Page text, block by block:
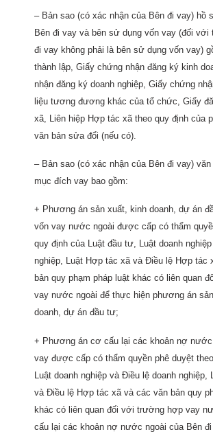
– Bản sao (có xác nhận của Bên đi vay) hồ
Bên đi vay và bên sử dụng vốn vay (đối
đi vay không phải là bên sử dụng vốn vay)
thành lập, Giấy chứng nhận đăng ký kinh
nhận đăng ký doanh nghiệp, Giấy chứng
liệu tương đương khác của tổ chức, Giấy
xã, Liên hiệp Hợp tác xã theo quy định của
văn bản sửa đổi (nếu có).
– Bản sao (có xác nhận của Bên đi vay)
mục đích vay bao gồm:
+ Phương án sản xuất, kinh doanh, dự án
vốn vay nước ngoài được cấp có thẩm
quy định của Luật đầu tư, Luật doanh
nghiệp, Luật Hợp tác xã và Điều lệ Hợp tác
bản quy phạm pháp luật khác có liên quan
vay nước ngoài để thực hiện phương án
doanh, dự án đầu tư;
+ Phương án cơ cấu lại các khoản nợ nước
vay được cấp có thẩm quyền phê duyệt
Luật doanh nghiệp và Điều lệ doanh nghiệp,
và Điều lệ Hợp tác xã và các văn bản quy
khác có liên quan đối với trường hợp vay
cấu lại các khoản nợ nước ngoài của Bên đi